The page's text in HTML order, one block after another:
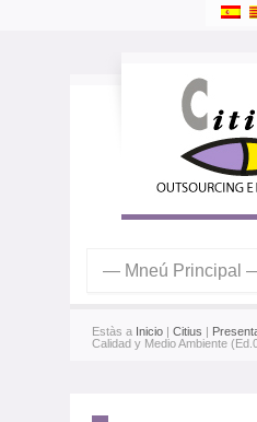
Estàs a Inicio | Citius |
Calidad y Medio Ambiente